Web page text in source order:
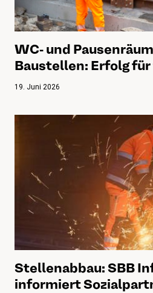
WC- und
Baustellen: Erfolg
19. Juni 2026
Stellenabbau: SBB
informiert